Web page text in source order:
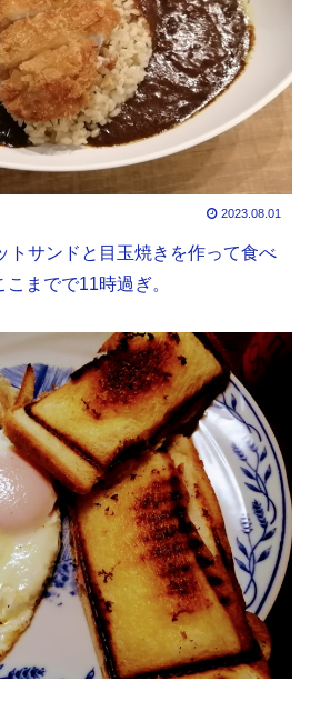
2023.08.01
トサンドと目玉焼きを作って食べ
までで11時過ぎ。